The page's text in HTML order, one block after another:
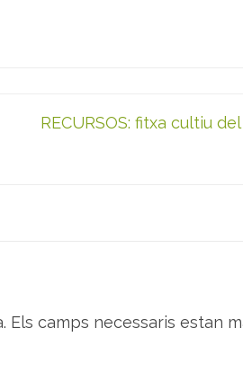
RECURSOS: fitxa cultiu
Els camps necessaris estan